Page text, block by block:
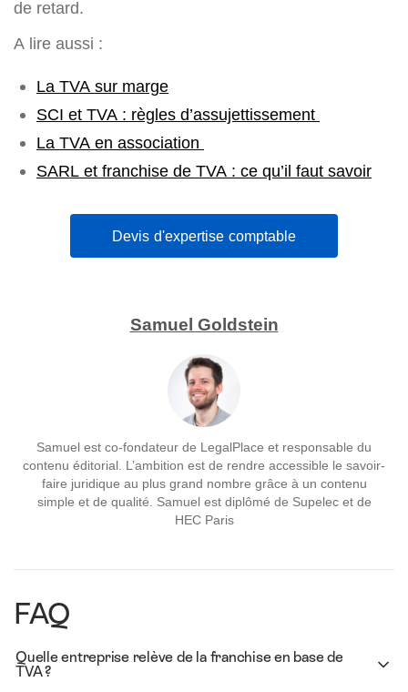
de retard.
A lire aussi :
La TVA sur marge
SCI et TVA : règles d’assujettissement
La TVA en association
SARL et franchise de TVA : ce qu’il faut savoir
Devis d'expertise comptable
Samuel Goldstein
Samuel est co-fondateur de LegalPlace et responsable du
contenu éditorial. L’ambition est de rendre accessible le savoir-
faire juridique au plus grand nombre grâce à un contenu
simple et de qualité. Samuel est diplômé de Supelec et de
HEC Paris
FAQ
Quelle entreprise relève de la franchise en base de
TVA ?